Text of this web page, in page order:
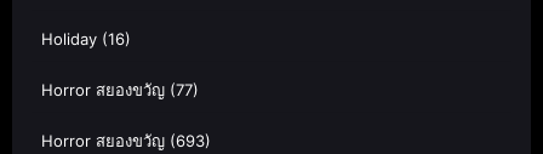
Holiday (16)
Horror สยองขวัญ (77)
Horror สยองขวัญ (693)